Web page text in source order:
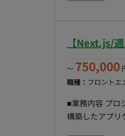
ディタの操作
AWSシステムア
FW：
■チーム体制 ：
行うワンチー
な意見交換が可
【Next.js/
〜 750,000
職種： フロントエ
■業務内容 プロ
構築したアプリ